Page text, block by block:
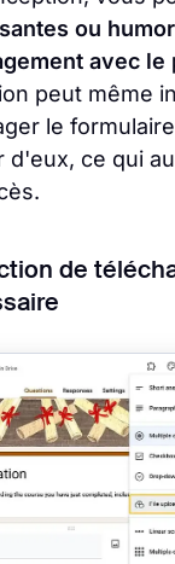
ou
avec le
peut même
le
d'eux, ce qui
de